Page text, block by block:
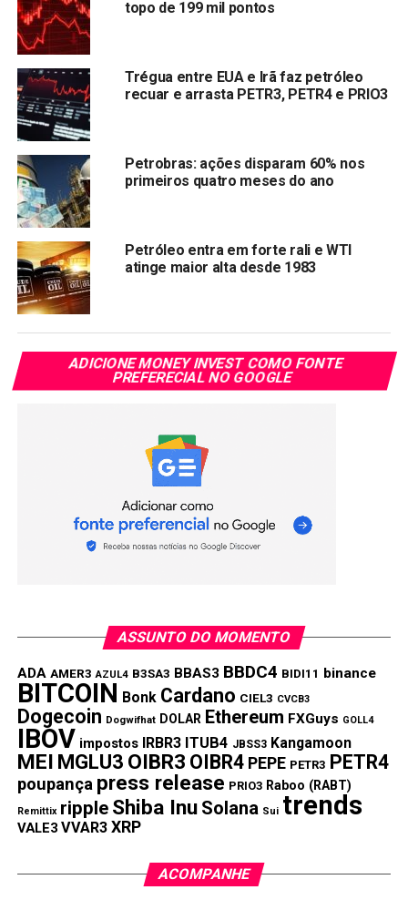
entanto, nem tudo são boas notícias. A estatal
prejuízo significativo de R$ 17,04 bilhões no quarto
trimestre de 2024
revisitar os fantasmas de tempos difíceis.
O contraste entre a generosa distribuição aos acionistas e
o rombo financeiro reflete a complexidade do momento
vivido pela Petrobras, que busca manter a confiança dos
investidores enquanto lida com os ecos de uma
instabilidade que parecia superada.
Compartilhar:
Copy
Link
WhatsApp
Twitter
Facebook
Reddit
Email
TÓPICOS RELACIONADOS: PETR4
PRÓXIMA:
Dividendos em Março de 2025: BB Seguridade,
Carrefour quer sair da bolsa de valores brasileira
topo de 199 mil pontos
Trégua entre EUA e Irã faz petróleo
recuar e arrasta PETR3, PETR4 e PRIO3
Petrobras: ações disparam 60% nos
primeiros quatro meses do ano
Petróleo entra em forte rali e WTI
atinge maior alta desde 1983
ADICIONE MONEY INVEST COMO FONTE
PREFERECIAL NO GOOGLE
ASSUNTO DO MOMENTO
ADA AMER3 AZUL4 B3SA3 BBAS3 BBDC4 BIDI11 binance
BITCOIN Bonk Cardano CIEL3 CVCB3
Dogecoin Dogwifhat DOLAR Ethereum FXGuys GOLL4
IBOV impostos IRBR3 ITUB4 JBSS3 Kangamoon
MEI MGLU3 OIBR3 OIBR4 PEPE PETR3 PETR4
poupança press release PRIO3 Raboo (RABT)
Remittix ripple Shiba Inu Solana Sui trends
VALE3 VVAR3 XRP
ACOMPANHE